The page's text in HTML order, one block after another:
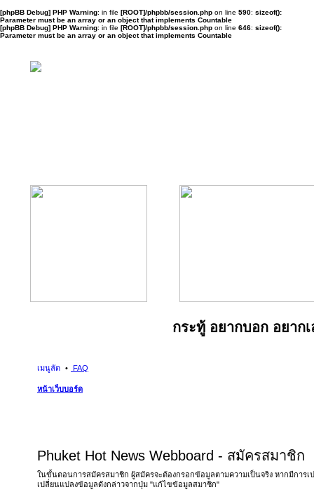
[phpBB Debug] PHP Warning: in file [ROOT]/phpbb/session.php on line 590: sizeof():
Parameter must be an array or an object that implements Countable
[phpBB Debug] PHP Warning: in file [ROOT]/phpbb/session.php on line 646: sizeof():
Parameter must be an array or an object that implements Countable
กระทู้ อยากบอก อยากเ
เมนูลัด FAQ
หน้าเว็บบอร์ด
Phuket Hot News Webboard - สมัครสมาชิก
ในขั้นตอนการสมัครสมาชิก ผู้สมัครจะต้องกรอกข้อมูลตามความเป็นจริง หากมีการ
เปลี่ยนแปลงข้อมูลดังกล่าวจากปุ่ม "แก้ไขข้อมูลสมาชิก"